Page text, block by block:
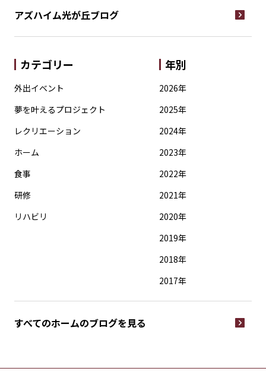
アズハイム光が丘ブログ
カテゴリー
外出イベント
夢を叶えるプロジェクト
レクリエーション
ホーム
食事
研修
リハビリ
年別
2026年
2025年
2024年
2023年
2022年
2021年
2020年
2019年
2018年
2017年
すべてのホームのブログを見る